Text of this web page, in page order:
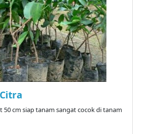
50 cm siap tanam sangat cocok di tanam